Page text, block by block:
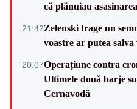
că plănuiau
21:42Zelenski trage un
voastre ar putea salva
20:07Operațiune contra
Ultimele două barje
Cernavodă